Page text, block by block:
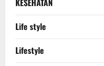
KESEHATAN
Life style
Lifestyle